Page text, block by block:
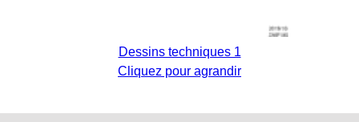
Dessins techniques 1
Cliquez pour agrandir